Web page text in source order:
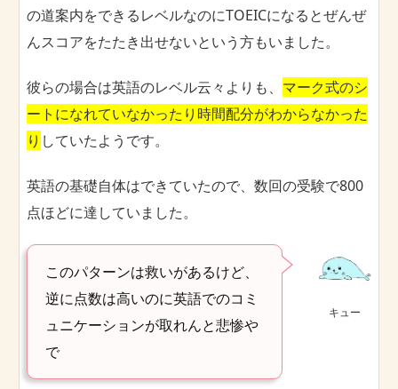
の道案内をできるレベルなのにTOEICになるとぜんぜ
んスコアをたたき出せないという方もいました。
彼らの場合は英語のレベル云々よりも、 マーク式のシ
ートになれていなかったり時間配分がわからなかった
り していたようです。
英語の基礎自体はできていたので、数回の受験で800
点ほどに達していました。
キュー
このパターンは救いがあるけど、
逆に点数は高いのに英語でのコミ
ュニケーションが取れんと悲惨や
で